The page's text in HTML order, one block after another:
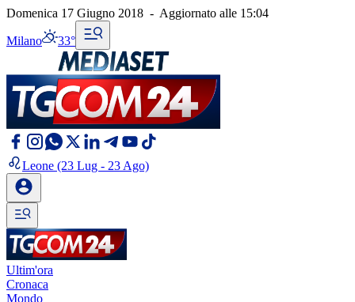
Domenica 17 Giugno 2018 - Aggiornato alle 15:04
Milano 33°
Leone (23 Lug - 23 Ago)
Ultim'ora
Cronaca
Mondo